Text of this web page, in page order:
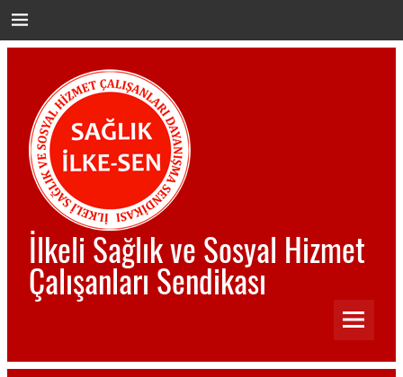
geç
İlkeli Sağlık ve Sosyal Hizmet
Çalışanları Sendikası
İlkeli Sağlık ve Sosyal Hizmet Çalışanları Sendikası